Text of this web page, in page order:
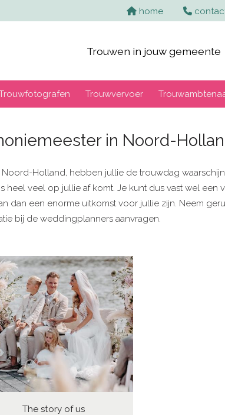
home
Trouwen in jouw gemeente
Trouwvervoer
in Noord-
Holland, hebben jullie de trouwdag
heel veel op jullie af komt. Je kunt dus vast wel
dan een enorme uitkomst voor jullie zijn. Neem
bij de weddingplanners aanvragen.
The story of us